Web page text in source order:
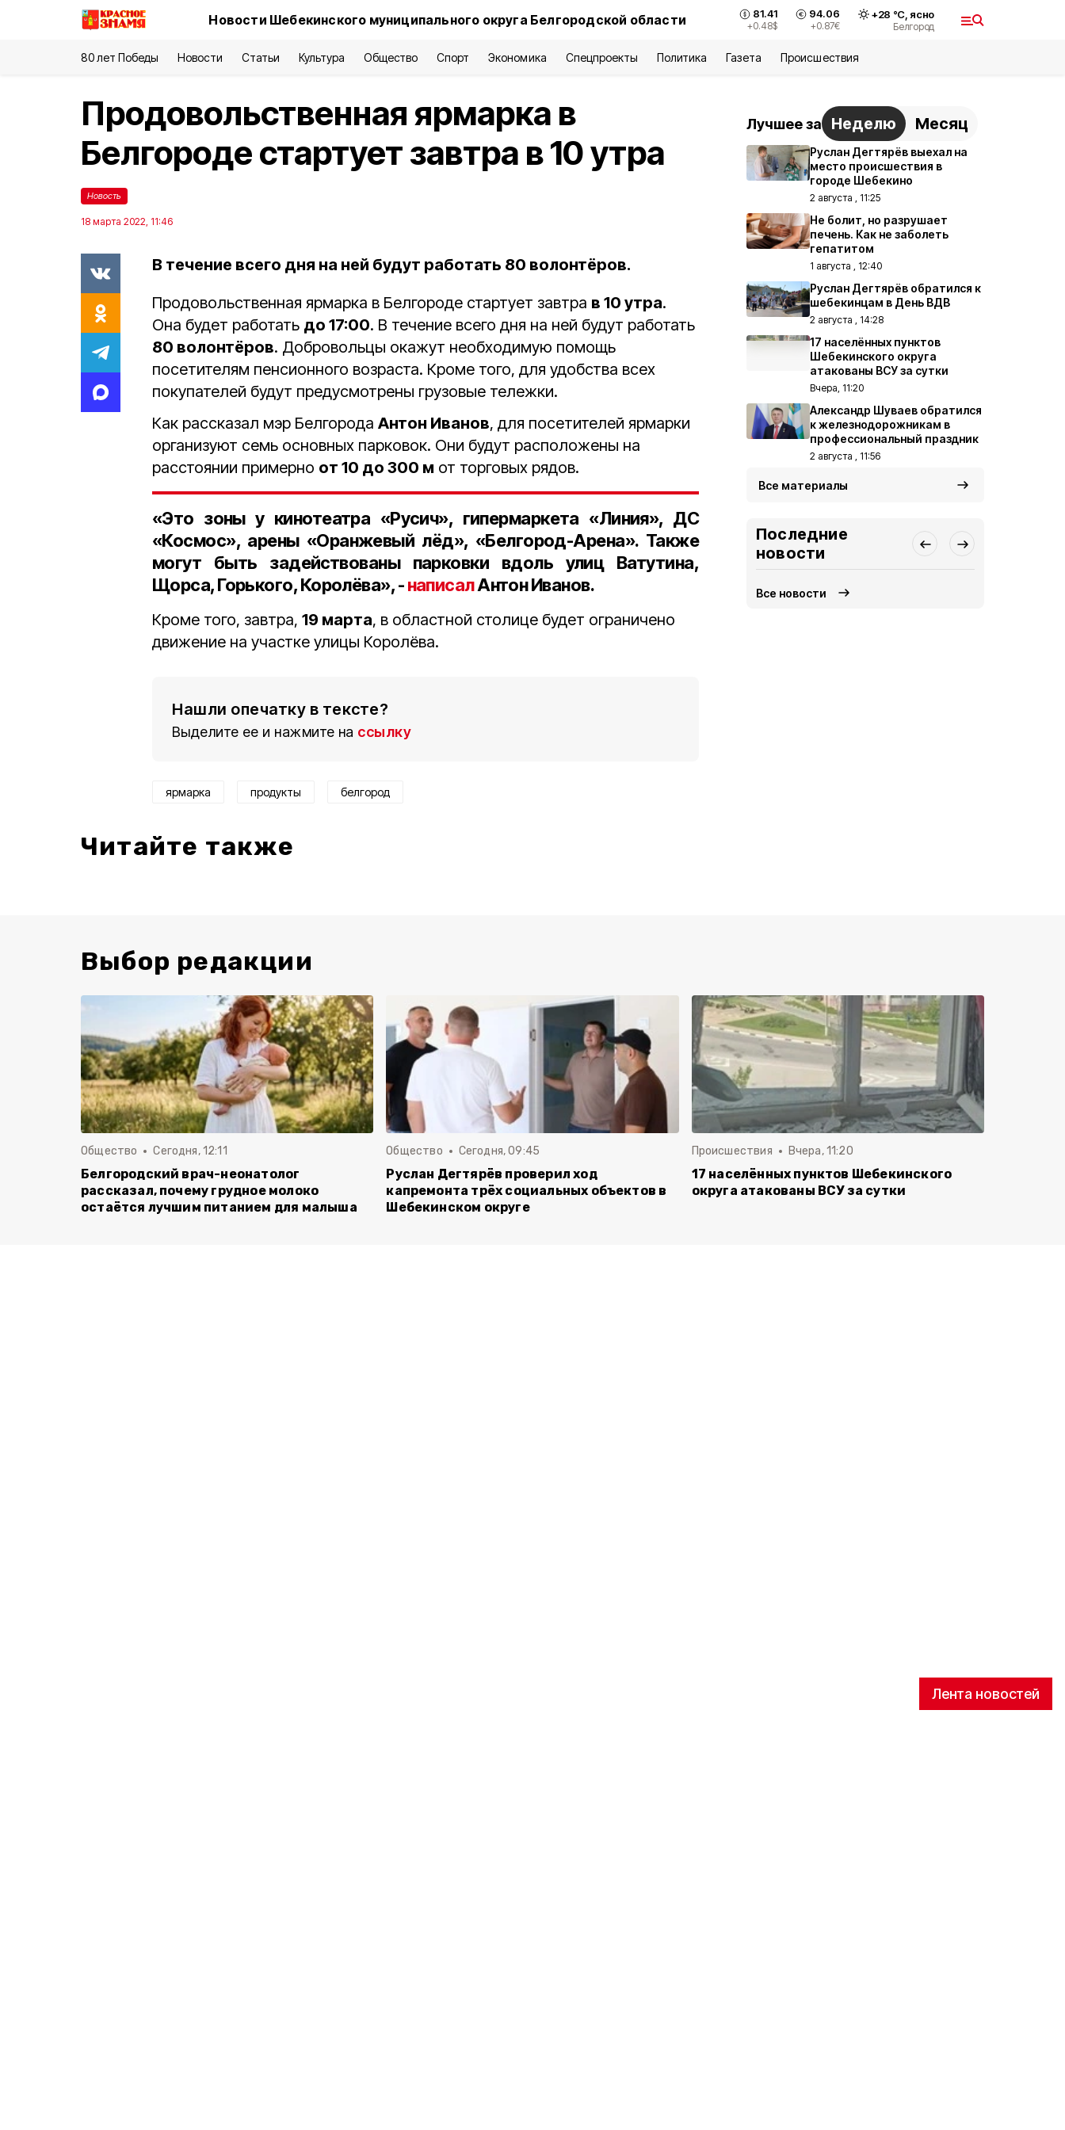
Новости Шебекинского муниципального округа Белгородской области 81.41
+0.48$
94.06
+0.87€
+28 °С, ясно
Белгород
80 лет Победы Новости Статьи Культура Общество Спорт Экономика Спецпроекты Политика Газета Происшествия
Лента новостей
Продовольственная ярмарка в
Белгороде стартует завтра в 10 утра
Новость
18 марта 2022, 11:46
В течение всего дня на ней будут работать 80 волонтёров.
Продовольственная ярмарка в Белгороде стартует завтра в 10 утра.
Она будет работать до 17:00. В течение всего дня на ней будут работать
80 волонтёров. Добровольцы окажут необходимую помощь
посетителям пенсионного возраста. Кроме того, для удобства всех
покупателей будут предусмотрены грузовые тележки.
Как рассказал мэр Белгорода Антон Иванов, для посетителей ярмарки
организуют семь основных парковок. Они будут расположены на
расстоянии примерно от 10 до 300 м от торговых рядов.
«Это зоны у кинотеатра «Русич», гипермаркета «Линия», ДС
«Космос», арены «Оранжевый лёд», «Белгород-Арена». Также
могут быть задействованы парковки вдоль улиц Ватутина,
Щорса, Горького, Королёва», -написалАнтон Иванов.
Кроме того, завтра, 19 марта, в областной столице будет ограничено
движение на участке улицы Королёва.
Нашли опечатку в тексте?
Выделите ее и нажмите на ссылку
ярмарка продукты белгород
Читайте также
Лучшее за Неделю Месяц
Руслан Дегтярёв выехал на
место происшествия в
городе Шебекино
2 августа , 11:25
Не болит, но разрушает
печень. Как не заболеть
гепатитом
1 августа , 12:40
Руслан Дегтярёв обратился к
шебекинцам в День ВДВ
2 августа , 14:28
17 населённых пунктов
Шебекинского округа
атакованы ВСУ за сутки
Вчера, 11:20
Александр Шуваев обратился
к железнодорожникам в
профессиональный праздник
2 августа , 11:56
Все материалы
Последние
новости
Все новости
Выбор редакции
Общество Сегодня, 12:11
Белгородский врач-неонатолог
рассказал, почему грудное молоко
остаётся лучшим питанием для малыша
Общество Сегодня, 09:45
Руслан Дегтярёв проверил ход
капремонта трёх социальных объектов в
Шебекинском округе
Происшествия Вчера, 11:20
17 населённых пунктов Шебекинского
округа атакованы ВСУ за сутки